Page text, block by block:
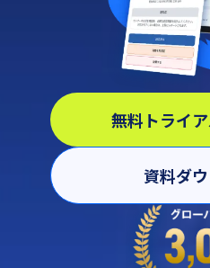
無料トライ
資料ダ